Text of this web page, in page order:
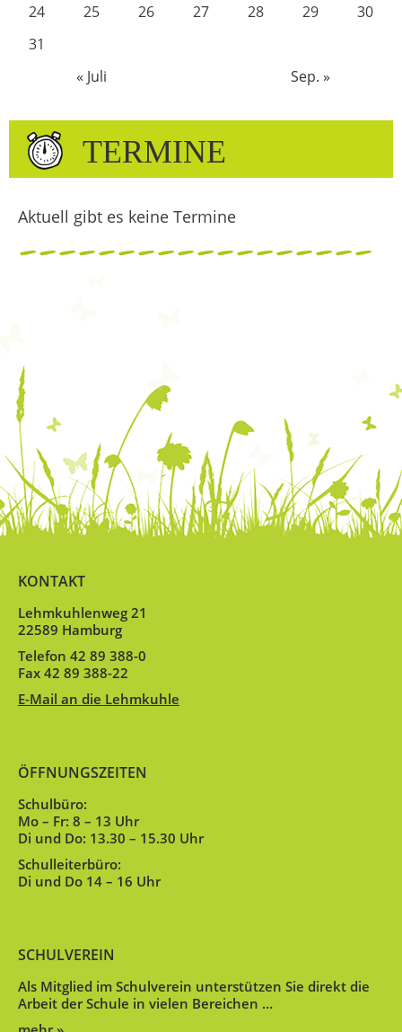
24
25 26 27 28 29
30
31
« Juli
Sep. »
TERMINE
Aktuell gibt es keine Termine
KONTAKT
Lehmkuhlenweg 21
22589 Hamburg
Telefon 42 89 388-0
Fax 42 89 388-22
E-Mail an die Lehmkuhle
ÖFFNUNGSZEITEN
Schulbüro:
Mo – Fr: 8 – 13 Uhr
Di und Do: 13.30 – 15.30 Uhr
Schulleiterbüro:
Di und Do 14 – 16 Uhr
SCHULVEREIN
Als Mitglied im Schulverein unterstützen Sie direkt die
Arbeit der Schule in vielen Bereichen …